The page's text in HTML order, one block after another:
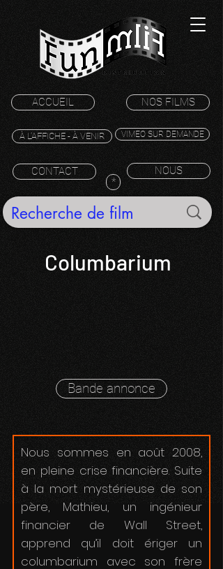
ACCUEIL NOS FILMS
À L'AFFICHE - À VENIR VIMEO SUR DEMANDE
CONTACT
NOUS
*
Columbarium
Bande annonce
Nous sommes en août 2008,
en pleine crise financière. Suite
à la mort mystérieuse de son
père, Mathieu, un ingénieur
financier de Wall Street,
apprend qu’il doit ériger un
columbarium avec son frère